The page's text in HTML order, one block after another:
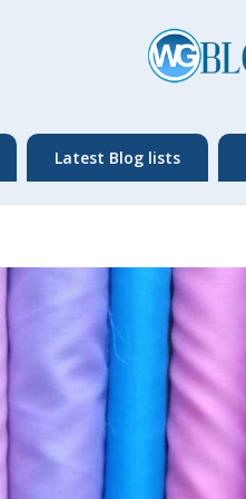
Latest Blog lists